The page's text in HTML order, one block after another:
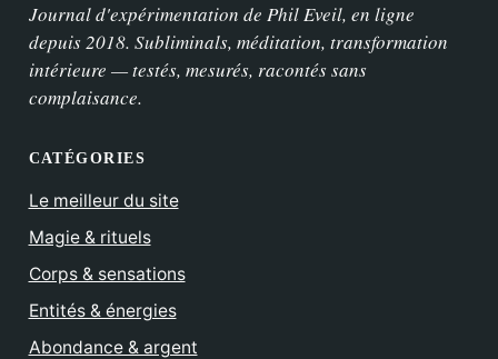
Journal d'expérimentation de Phil Eveil, en ligne
depuis 2018. Subliminals, méditation, transformation
intérieure — testés, mesurés, racontés sans
complaisance.
CATÉGORIES
Le meilleur du site
Magie & rituels
Corps & sensations
Entités & énergies
Abondance & argent